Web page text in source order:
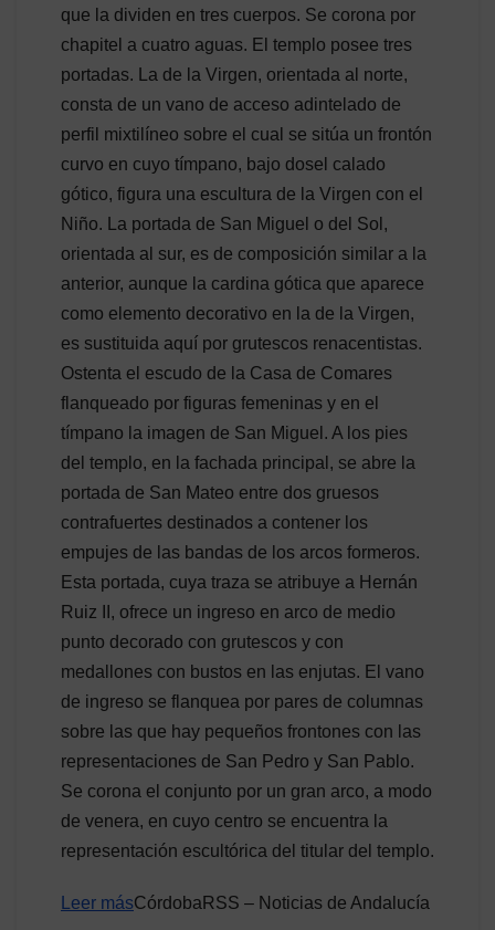
que la dividen en tres cuerpos. Se corona por
chapitel a cuatro aguas. El templo posee tres
portadas. La de la Virgen, orientada al norte,
consta de un vano de acceso adintelado de
perfil mixtilíneo sobre el cual se sitúa un frontón
curvo en cuyo tímpano, bajo dosel calado
gótico, figura una escultura de la Virgen con el
Niño. La portada de San Miguel o del Sol,
orientada al sur, es de composición similar a la
anterior, aunque la cardina gótica que aparece
como elemento decorativo en la de la Virgen,
es sustituida aquí por grutescos renacentistas.
Ostenta el escudo de la Casa de Comares
flanqueado por figuras femeninas y en el
tímpano la imagen de San Miguel. A los pies
del templo, en la fachada principal, se abre la
portada de San Mateo entre dos gruesos
contrafuertes destinados a contener los
empujes de las bandas de los arcos formeros.
Esta portada, cuya traza se atribuye a Hernán
Ruiz II, ofrece un ingreso en arco de medio
punto decorado con grutescos y con
medallones con bustos en las enjutas. El vano
de ingreso se flanquea por pares de columnas
sobre las que hay pequeños frontones con las
representaciones de San Pedro y San Pablo.
Se corona el conjunto por un gran arco, a modo
de venera, en cuyo centro se encuentra la
representación escultórica del titular del templo.
Leer másCórdobaRSS – Noticias de Andalucía